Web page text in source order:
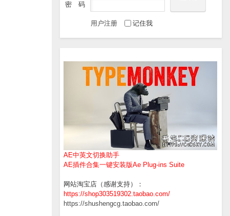
密 码
用户注册 记住我
AE中英文切换助手
AE插件合集一键安装版Ae Plug-ins Suite
网站淘宝店（感谢支持）：
https://shop303519302.taobao.com/
https://shushengcg.taobao.com/